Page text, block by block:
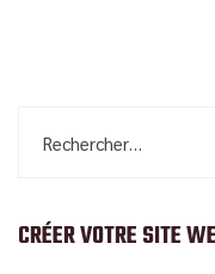
CRÉER VOTRE SITE